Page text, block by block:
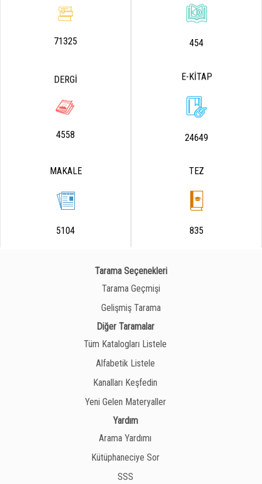
71325 454
DERGİ
4558
E-KİTAP
24649
MAKALE
5104
TEZ
835
Tarama Seçenekleri
Tarama Geçmişi
Gelişmiş Tarama
Diğer Taramalar
Tüm Katalogları Listele
Alfabetik Listele
Kanalları Keşfedin
Yeni Gelen Materyaller
Yardım
Arama Yardımı
Kütüphaneciye Sor
SSS